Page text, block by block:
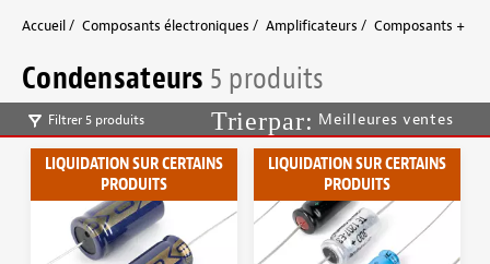
Accueil Composants électroniques Amplificateurs Composants +
Condensateurs 5 produits
Filtrer 5 produits Meilleures ventes
LIQUIDATION SUR CERTAINS
PRODUITS
LIQUIDATION SUR CERTAINS
PRODUITS